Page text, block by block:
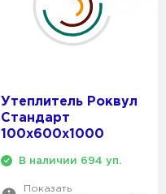
Утеплитель Роквул
Стандарт
100х600х1000
В наличии 694 уп.
Показать